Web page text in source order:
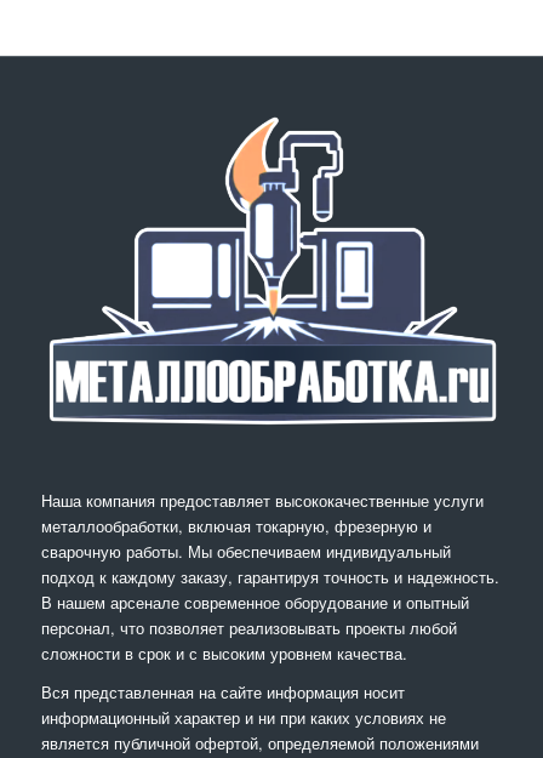
Наша компания предоставляет высококачественные услуги
металлообработки, включая токарную, фрезерную и
сварочную работы. Мы обеспечиваем индивидуальный
подход к каждому заказу, гарантируя точность и надежность.
В нашем арсенале современное оборудование и опытный
персонал, что позволяет реализовывать проекты любой
сложности в срок и с высоким уровнем качества.
Вся представленная на сайте информация носит
информационный характер и ни при каких условиях не
является публичной офертой, определяемой положениями